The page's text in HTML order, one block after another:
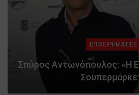
ΕΠΙΧΕΙΡΗΜΑΤΙΕΣ
Σπύρος Αντωνόπουλος: «Η